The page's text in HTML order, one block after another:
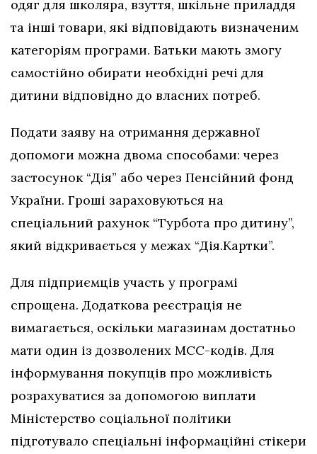
одяг для школяра, взуття, шкільне приладдя
та інші товари, які відповідають визначеним
категоріям програми. Батьки мають змогу
самостійно обирати необхідні речі для
дитини відповідно до власних потреб.
Подати заяву на отримання державної
допомоги можна двома способами: через
застосунок “Дія” або через Пенсійний фонд
України. Гроші зараховуються на
спеціальний рахунок “Турбота про дитину”,
який відкривається у межах “Дія.Картки”.
Для підприємців участь у програмі
спрощена. Додаткова реєстрація не
вимагається, оскільки магазинам достатньо
мати один із дозволених МСС-кодів. Для
інформування покупців про можливість
розрахуватися за допомогою виплати
Міністерство соціальної політики
підготувало спеціальні інформаційні стікери